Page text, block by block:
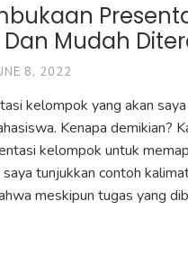
Mudah
8, 2022
kelompok yang akan
Kenapa demikian?
kelompok untuk
tunjukkan contoh
meskipun tugas yang